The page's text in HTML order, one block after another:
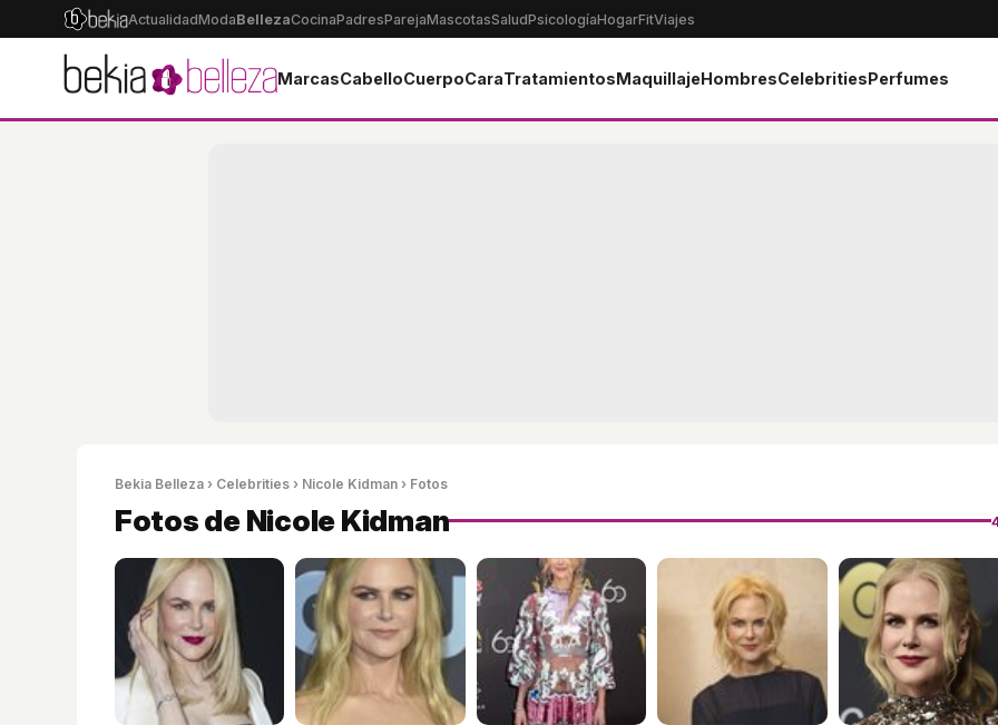
ActualidadModaBellezaCocinaPadresParejaMascotasSaludPsicologíaHogarFitViajes
MarcasCabelloCuerpoCaraTratamientosMaquillajeHombresCelebritiesPerfumes
Bekia Belleza › Celebrities › Nicole Kidman › Fotos
Fotos de Nicole Kidman